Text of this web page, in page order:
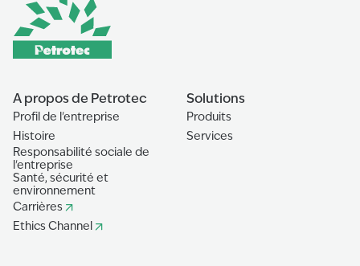
A propos de Petrotec
Profil de l'entreprise
Histoire
Responsabilité sociale de
l'entreprise
Santé, sécurité et
environnement
Carrières
Ethics Channel
Solutions
Produits
Services